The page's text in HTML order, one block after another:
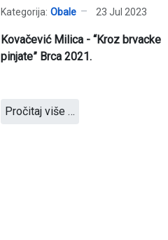
Kategorija: Obale 23 Jul 2023
Kovačević Milica - “Kroz brvacke
pinjate” Brca 2021.
Pročitaj više …